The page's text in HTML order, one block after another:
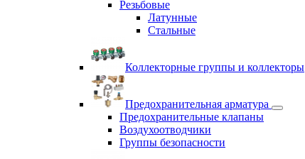
Резьбовые
Латунные
Cтальные
Коллекторные группы и коллекторы
Предохранительная арматура
Предохранительные клапаны
Воздухоотводчики
Группы безопасности